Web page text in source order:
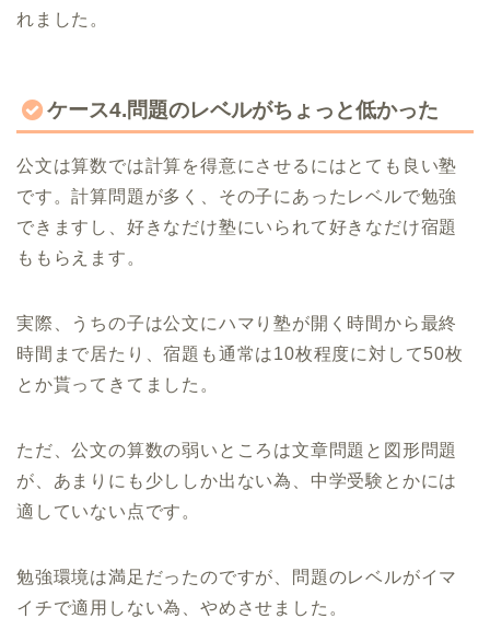
れました。
ケース4.問題のレベルがちょっと低かった
公文は算数では計算を得意にさせるにはとても良い塾
です。計算問題が多く、その子にあったレベルで勉強
できますし、好きなだけ塾にいられて好きなだけ宿題
ももらえます。
実際、うちの子は公文にハマり塾が開く時間から最終
時間まで居たり、宿題も通常は10枚程度に対して50枚
とか貰ってきてました。
ただ、公文の算数の弱いところは文章問題と図形問題
が、あまりにも少ししか出ない為、中学受験とかには
適していない点です。
勉強環境は満足だったのですが、問題のレベルがイマ
イチで適用しない為、やめさせました。